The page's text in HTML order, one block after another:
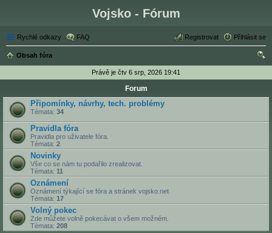
Vojsko - Fórum
Rychlé odkazy FAQ Přihlásit se
Registrovat
Obsah fóra
Právě je čtv 6 srp, 2026 19:41
Forum
Připomínky, návrhy, tech. problémy
Témata: 34
Pravidla fóra
Pravidla pro uživatele fóra.
Témata: 2
Novinky
Vše co se nám tu podařilo zrealizovat.
Témata: 11
Oznámení
Oznámení týkající se fóra a stránek vojsko.net
Témata: 17
Volný pokec
Zde můžete volně pokecávat o všem možném.
Témata: 208